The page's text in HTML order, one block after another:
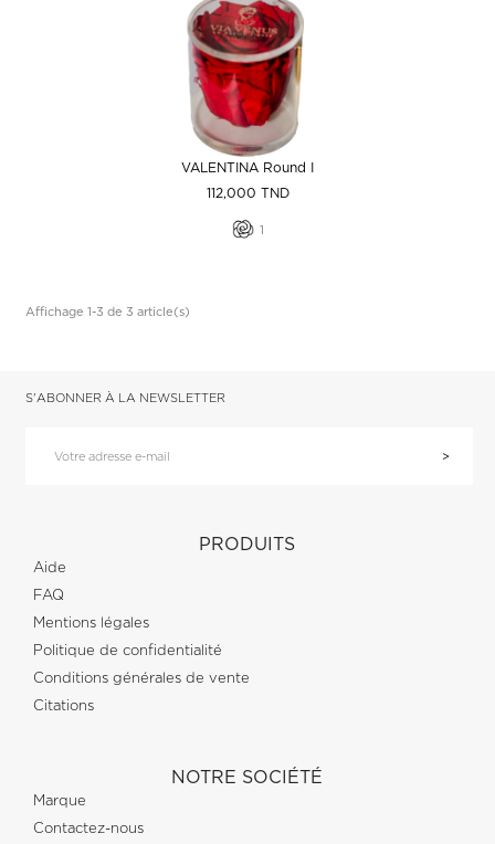
VALENTINA Round I
Prix
112,000 TND
1
Affichage 1-3 de 3 article(s)
S'ABONNER À LA NEWSLETTER
PRODUITS
Aide
FAQ
Mentions légales
Politique de confidentialité
Conditions générales de vente
Citations
NOTRE SOCIÉTÉ
Marque
Contactez-nous